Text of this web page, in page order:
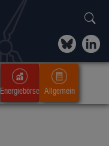
Energiebörse Allgemein